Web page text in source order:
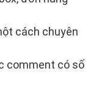
cách chuyên
comment có số